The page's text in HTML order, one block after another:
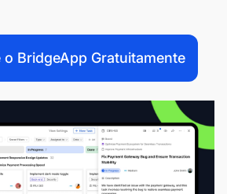
o BridgeApp Gratuitamente